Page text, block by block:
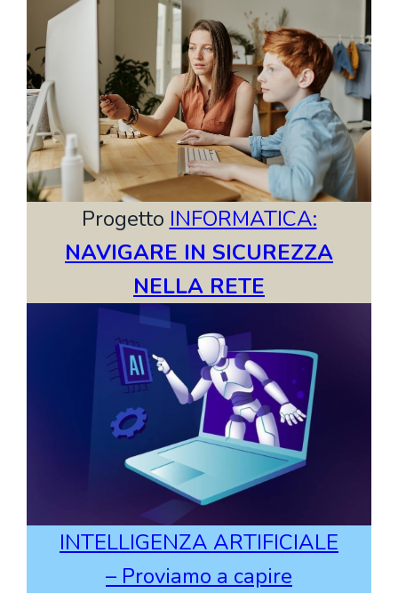
Progetto INFORMATICA:
NAVIGARE IN SICUREZZA
NELLA RETE
INTELLIGENZA ARTIFICIALE
– Proviamo a capire